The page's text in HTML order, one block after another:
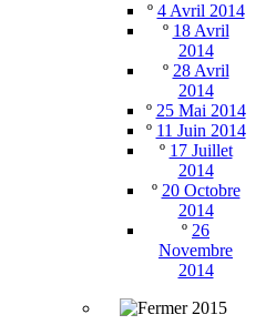
º 4 Avril 2014
º 18 Avril
2014
º 28 Avril
2014
º 25 Mai 2014
º 11 Juin 2014
º 17 Juillet
2014
º 20 Octobre
2014
º 26
Novembre
2014
2015